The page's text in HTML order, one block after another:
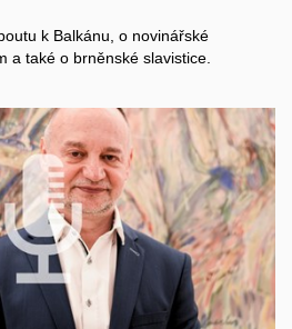
k Balkánu, o novinářské
a také o brněnské slavistice.